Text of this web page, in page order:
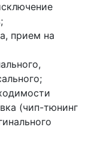
прием на
(чип-тюнинг